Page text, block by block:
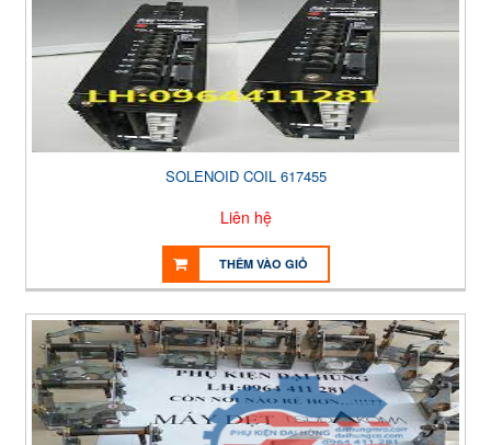
SOLENOID COIL 617455
Liên hệ
THÊM VÀO GIỎ